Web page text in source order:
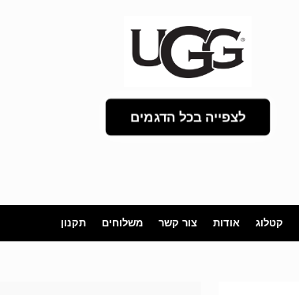
לצפייה בכל הדגמים
קטלוג אודות צור קשר משלוחים תקנון